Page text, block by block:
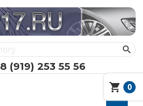
8 (919) 253 55 56
0